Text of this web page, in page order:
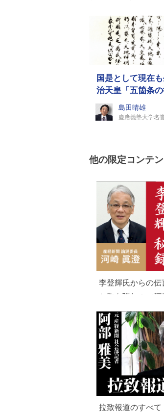
国是として現在
治天皇「五箇条
島田晴雄
慶應義塾大学名
他の限定コンテ
李登輝氏からの伝
と胸を張れ！（河
拉致報道のすべ